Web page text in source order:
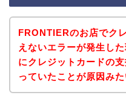
FRONTIERのお店でク
えないエラーが発生し
にクレジットカードの
っていたことが原因み